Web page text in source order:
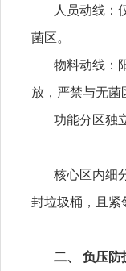
人员动线：
菌区。
物料动线：
放，严禁与无菌
功能分区独
核心区内细
封垃圾桶，且紧
二、 负压防